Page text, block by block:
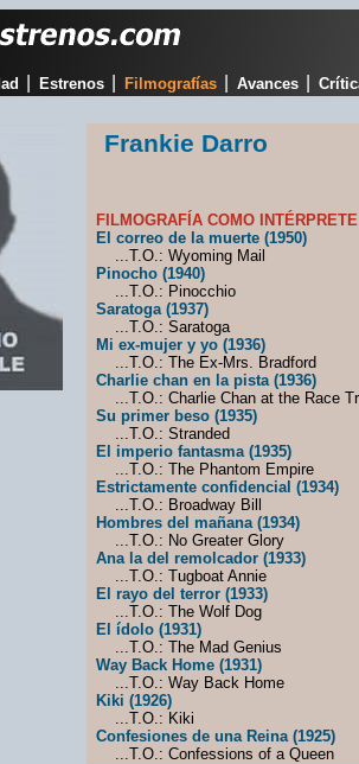
Estrenos Filmografías Avances
Frankie Darro
FILMOGRAFÍA COMO
El correo de la muerte (1950)
...T.O.: Wyoming Mail
Pinocho (1940)
...T.O.: Pinocchio
Saratoga (1937)
...T.O.: Saratoga
Mi ex-mujer y yo (1936)
...T.O.: The Ex-Mrs. Bradford
Charlie chan en la pista (1936)
...T.O.: Charlie Chan at the Race
Su primer beso (1935)
...T.O.: Stranded
El imperio fantasma (1935)
...T.O.: The Phantom Empire
Estrictamente confidencial (1934)
...T.O.: Broadway Bill
Hombres del mañana (1934)
...T.O.: No Greater Glory
Ana la del remolcador (1933)
...T.O.: Tugboat Annie
El rayo del terror (1933)
...T.O.: The Wolf Dog
El ídolo (1931)
...T.O.: The Mad Genius
Way Back Home (1931)
...T.O.: Way Back Home
Kiki (1926)
...T.O.: Kiki
Confesiones de una Reina (1925)
...T.O.: Confessions of a Queen